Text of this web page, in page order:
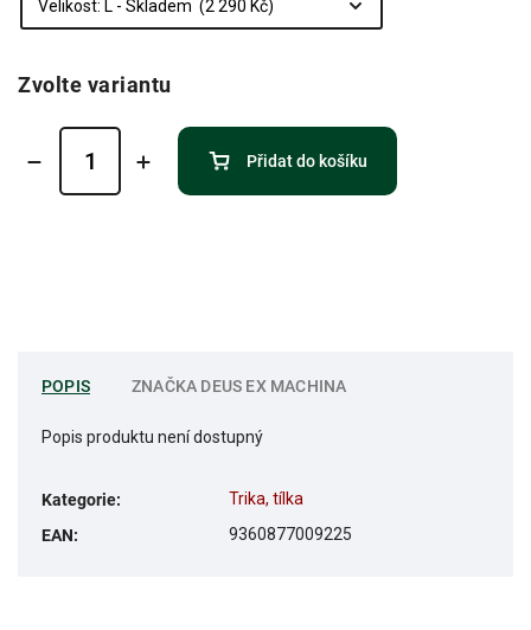
Zvolte variantu
Přidat do košíku
POPIS ZNAČKA DEUS EX MACHINA
Popis produktu není dostupný
Kategorie:
Trika, tílka
EAN: 9360877009225